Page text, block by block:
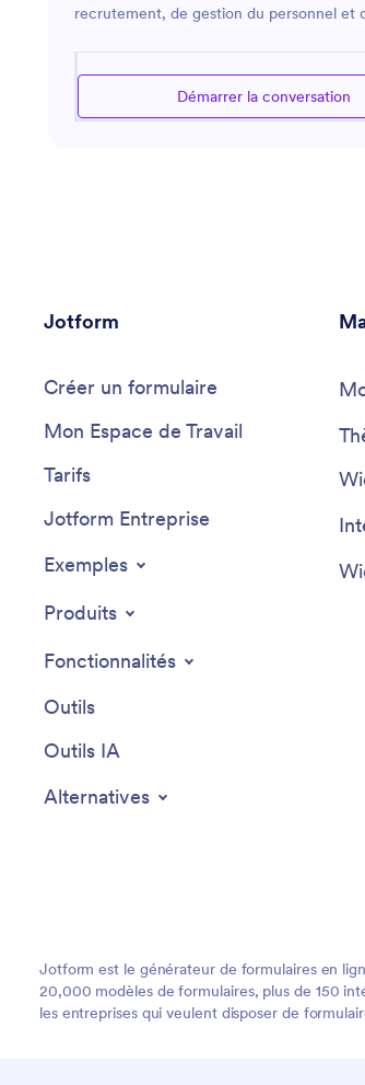
recrutement, de gestion du personnel et
l’efficacité organisationnelle. Qu’il
des fiches de poste, de concevoir des
Démarrer la conversation
Jotform
Créer un formulaire
Mon Espace de Travail
Tarifs
Jotform Entreprise
Exemples
Produits
Fonctionnalités
Outils
Outils IA
Alternatives
Jotform est le générateur de formulaires en
20,000 modèles de formulaires, plus de 150
les entreprises qui veulent disposer de